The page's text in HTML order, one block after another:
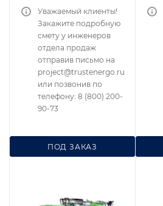
ПОД ЗАКАЗ
Уважаемый клиенты!
Закажите подробную
смету у инженеров
отдела продаж
отправив письмо на
project@trustenergo.ru
или позвонив по
телефону: 8 (800) 200-
90-73